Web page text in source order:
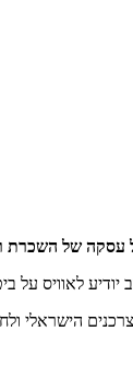
לאוויס על
הישראלי